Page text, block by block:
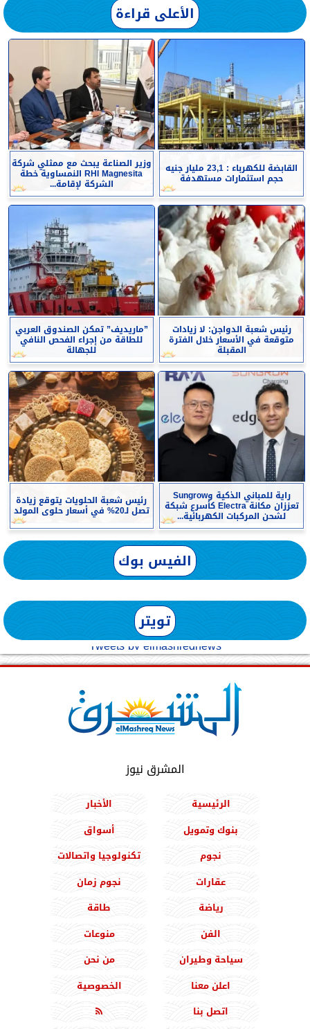
الأعلى قراءة
القابضة للكهرباء : 23,1 مليار جنيه
حجم استثمارات مستهدفة
وزير الصناعة يبحث مع ممثلي شركة
RHI Magnesita النمساوية خطة
الشركة لإقامة...
رئيس شعبة الدواجن: لا زيادات
متوقعة في الأسعار خلال الفترة
المقبلة
”ماريديف” تمكن الصندوق العربي
للطاقة من إجراء الفحص النافي
للجهالة
راية للمباني الذكية وSungrow
تعززان مكانة Electra كأسرع شبكة
لشحن المركبات الكهربائية...
رئيس شعبة الحلويات يتوقع زيادة
تصل لـ20% في أسعار حلوى المولد
الفيس بوك
تويتر
Tweets by elmashreqnews
المشرق نيوز
الرئيسية
الأخبار
بنوك وتمويل
أسواق
نجوم
تكنولوجيا واتصالات
عقارات
نجوم زمان
رياضة
طاقة
الفن
منوعات
سياحة وطيران
من نحن
اعلن معنا
الخصوصية
اتصل بنا
